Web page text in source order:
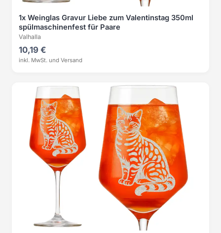
1x Weinglas Gravur Liebe zum Valentinstag 350ml
spülmaschinenfest für Paare
Valhalla
10,19 €
inkl. MwSt. und Versand